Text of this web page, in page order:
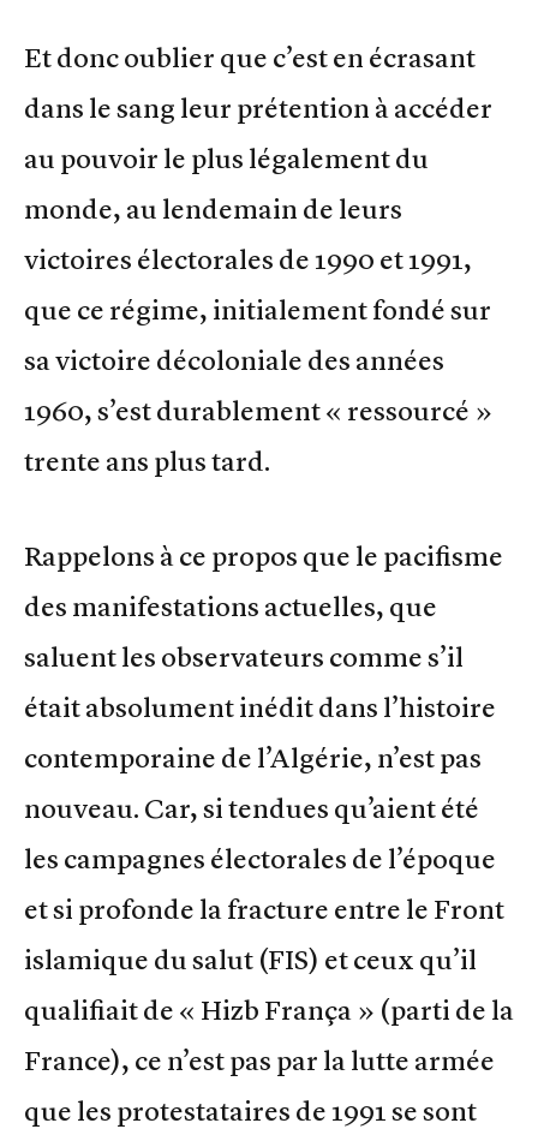
Et donc oublier que c’est en écrasant
dans le sang leur prétention à accéder
au pouvoir le plus légalement du
monde, au lendemain de leurs
victoires électorales de 1990 et 1991,
que ce régime, initialement fondé sur
sa victoire décoloniale des années
1960, s’est durablement « ressourcé »
trente ans plus tard.
Rappelons à ce propos que le pacifisme
des manifestations actuelles, que
saluent les observateurs comme s’il
était absolument inédit dans l’histoire
contemporaine de l’Algérie, n’est pas
nouveau. Car, si tendues qu’aient été
les campagnes électorales de l’époque
et si profonde la fracture entre le Front
islamique du salut (FIS) et ceux qu’il
qualifiait de « Hizb França » (parti de la
France), ce n’est pas par la lutte armée
que les protestataires de 1991 se sont